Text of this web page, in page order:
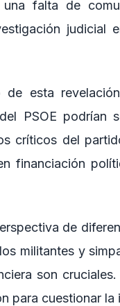
falta de
judicial
de esta
PSOE podrían
críticos del
financiación
de
militantes y
son
para cuestionar